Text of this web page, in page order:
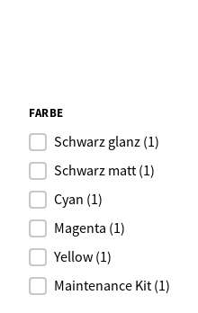
FARBE
Schwarz glanz (1)
Schwarz matt (1)
Cyan (1)
Magenta (1)
Yellow (1)
Maintenance Kit (1)